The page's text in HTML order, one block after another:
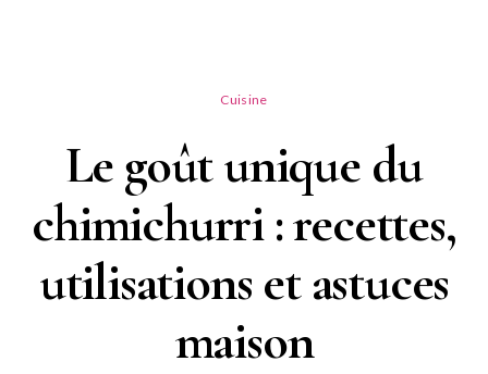
Cuisine
Le goût unique du
chimichurri : recettes,
utilisations et astuces
maison